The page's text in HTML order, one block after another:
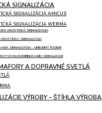
SIGNALIZÁCIA
SIGNALIZÁCIA AMICUS
SIGNALIZÁCIA WERMA
AKUSTICKÁ SIGNALIZÁCIA
SIGNALIZÁCIA
SIGNALIZÁCIA - LINELIGHT FUSION
KU KOMBINOVANEJ SIGNALIZÁCII
A DOPRAVNÉ SVETLÁ
VÝROBY – ŠTÍHLA VÝROBA